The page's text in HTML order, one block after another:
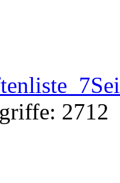
2712